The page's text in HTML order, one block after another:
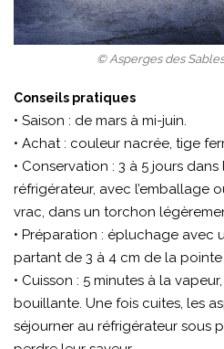
© Asperges des
Conseils pratiques
• Saison : de mars à mi-juin.
• Achat : couleur nacrée, tige
• Conservation : 3 à 5 jours
réfrigérateur, avec l’emballage
vrac, dans un torchon
• Préparation : épluchage avec
partant de 3 à 4 cm de la pointe
• Cuisson : 5 minutes à la
bouillante. Une fois cuites, les
séjourner au réfrigérateur sous